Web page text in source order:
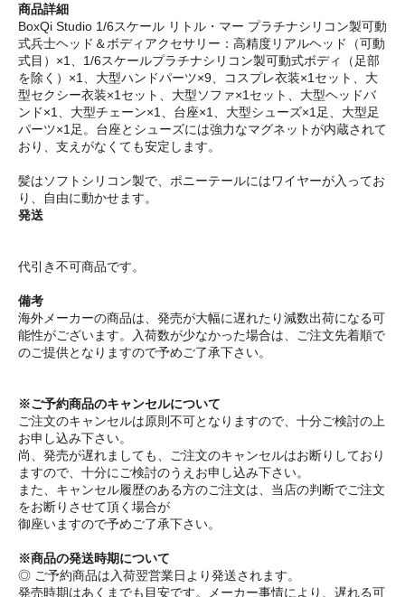
商品詳細
BoxQi Studio 1/6スケール リトル・マー プラチナシリコン製可動
式兵士ヘッド＆ボディアクセサリー：高精度リアルヘッド（可動
式目）×1、1/6スケールプラチナシリコン製可動式ボディ（足部
を除く）×1、大型ハンドパーツ×9、コスプレ衣装×1セット、大
型セクシー衣装×1セット、大型ソファ×1セット、大型ヘッドバ
ンド×1、大型チェーン×1、台座×1、大型シューズ×1足、大型足
パーツ×1足。台座とシューズには強力なマグネットが内蔵されて
おり、支えがなくても安定します。
髪はソフトシリコン製で、ポニーテールにはワイヤーが入ってお
り、自由に動かせます。
発送
代引き不可商品です。
備考
海外メーカーの商品は、発売が大幅に遅れたり減数出荷になる可
能性がございます。入荷数が少なかった場合は、ご注文先着順で
のご提供となりますので予めご了承下さい。
※ご予約商品のキャンセルについて
ご注文のキャンセルは原則不可となりますので、十分ご検討の上
お申し込み下さい。
尚、発売が遅れましても、ご注文のキャンセルはお断りしており
ますので、十分にご検討のうえお申し込み下さい。
また、キャンセル履歴のある方のご注文は、当店の判断でご注文
をお断りさせて頂く場合が
御座いますので予めご了承下さい。
※商品の発送時期について
◎ ご予約商品は入荷翌営業日より発送されます。
発売時期はあくまでも目安です。メーカー事情により、遅れる可